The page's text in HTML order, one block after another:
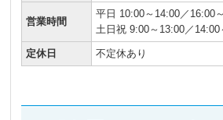
営業時間
平日 10:00～14:00／16:00
土日祝 9:00～13:00／14:00
定休日 不定休あり